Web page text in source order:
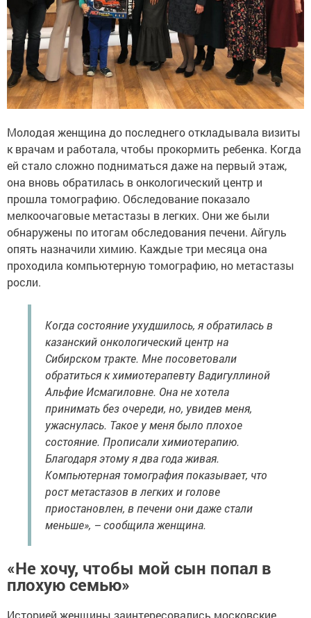
Молодая женщина до последнего откладывала визиты
к врачам и работала, чтобы прокормить ребенка. Когда
ей стало сложно подниматься даже на первый этаж,
она вновь обратилась в онкологический центр и
прошла томографию. Обследование показало
мелкоочаговые метастазы в легких. Они же были
обнаружены по итогам обследования печени. Айгуль
опять назначили химию. Каждые три месяца она
проходила компьютерную томографию, но метастазы
росли.
Когда состояние ухудшилось, я обратилась в
казанский онкологический центр на
Сибирском тракте. Мне посоветовали
обратиться к химиотерапевту Вадигуллиной
Альфие Исмагиловне. Она не хотела
принимать без очереди, но, увидев меня,
ужаснулась. Такое у меня было плохое
состояние. Прописали химиотерапию.
Благодаря этому я два года живая.
Компьютерная томография показывает, что
рост метастазов в легких и голове
приостановлен, в печени они даже стали
меньше», – сообщила женщина.
«Не хочу, чтобы мой сын попал в
плохую семью»
Историей женщины заинтересовались московские